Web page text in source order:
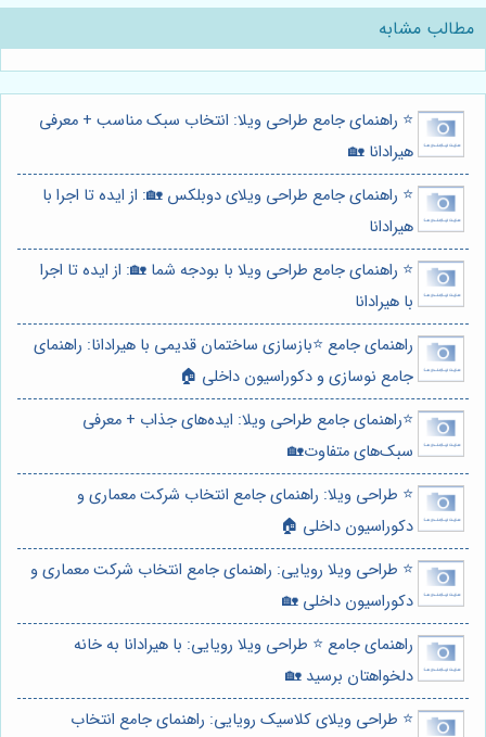
مطالب مشابه
⭐️ راهنمای جامع طراحی ویلا: انتخاب سبک مناسب + معرفی
هیرادانا 🏡
⭐️ راهنمای جامع طراحی ویلای دوبلکس 🏡: از ایده تا اجرا با
هیرادانا
⭐️ راهنمای جامع طراحی ویلا با بودجه شما 🏡: از ایده تا اجرا
با هیرادانا
راهنمای جامع ⭐️بازسازی ساختمان قدیمی با هیرادانا: راهنمای
جامع نوسازی و دکوراسیون داخلی 🏠
⭐️راهنمای جامع طراحی ویلا: ایده‌های جذاب + معرفی
سبک‌های متفاوت🏡
⭐️ طراحی ویلا: راهنمای جامع انتخاب شرکت معماری و
دکوراسیون داخلی 🏠
⭐️ طراحی ویلا رویایی: راهنمای جامع انتخاب شرکت معماری و
دکوراسیون داخلی 🏡
راهنمای جامع ⭐️ طراحی ویلا رویایی: با هیرادانا به خانه
دلخواهتان برسید 🏡
⭐️ طراحی ویلای کلاسیک رویایی: راهنمای جامع انتخاب